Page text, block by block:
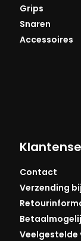
Grips
Snaren
Accessoires
Contact
Verzending
Veelgestelde